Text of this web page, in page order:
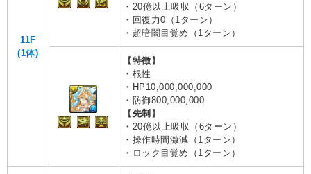
11F
(1体)
・20億以上吸収（6ターン）
・回復力0（1ターン）
・超暗闇目覚め（1ターン）
【 特徴 】
・根性
・HP10,000,000,000
・防御800,000,000
【 先制 】
・20億以上吸収（6ターン）
・操作時間激減（1ターン）
・ロック目覚め（1ターン）